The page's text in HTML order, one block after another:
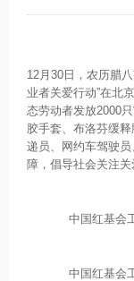
12月30日，农历腊
业者关爱行动”在北
态劳动者发放2000
胶手套、布洛芬缓
递员、网约车驾驶
障，倡导社会关注关
中国红基会
中国红基会